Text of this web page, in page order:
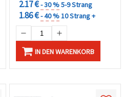
2.17 €- 30 %5-9 Strang
1.86 €- 40 %10 Strang +
IN DEN WARENKORB